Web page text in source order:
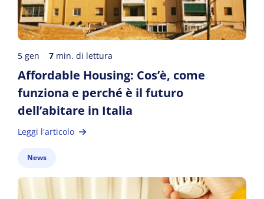
5 gen 7 min. di lettura
Affordable Housing: Cos’è, come
funziona e perché è il futuro
dell’abitare in Italia
Leggi l'articolo
News